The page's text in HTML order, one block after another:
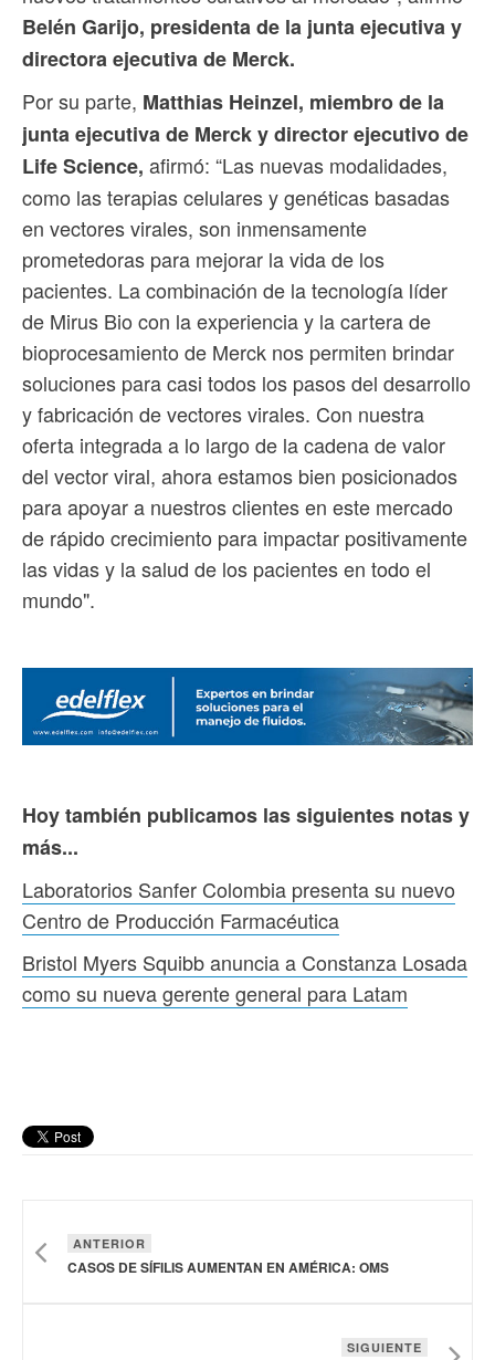
Belén Garijo, presidenta de la junta ejecutiva y
directora ejecutiva de Merck.
Por su parte, Matthias Heinzel, miembro de la
junta ejecutiva de Merck y director ejecutivo de
Life Science, afirmó: “Las nuevas modalidades,
como las terapias celulares y genéticas basadas
en vectores virales, son inmensamente
prometedoras para mejorar la vida de los
pacientes. La combinación de la tecnología líder
de Mirus Bio con la experiencia y la cartera de
bioprocesamiento de Merck nos permiten brindar
soluciones para casi todos los pasos del desarrollo
y fabricación de vectores virales. Con nuestra
oferta integrada a lo largo de la cadena de valor
del vector viral, ahora estamos bien posicionados
para apoyar a nuestros clientes en este mercado
de rápido crecimiento para impactar positivamente
las vidas y la salud de los pacientes en todo el
mundo".
Hoy también publicamos las siguientes notas y
más...
Laboratorios Sanfer Colombia presenta su nuevo
Centro de Producción Farmacéutica
Bristol Myers Squibb anuncia a Constanza Losada
como su nueva gerente general para Latam
ANTERIOR
CASOS DE SÍFILIS AUMENTAN EN AMÉRICA: OMS
SIGUIENTE